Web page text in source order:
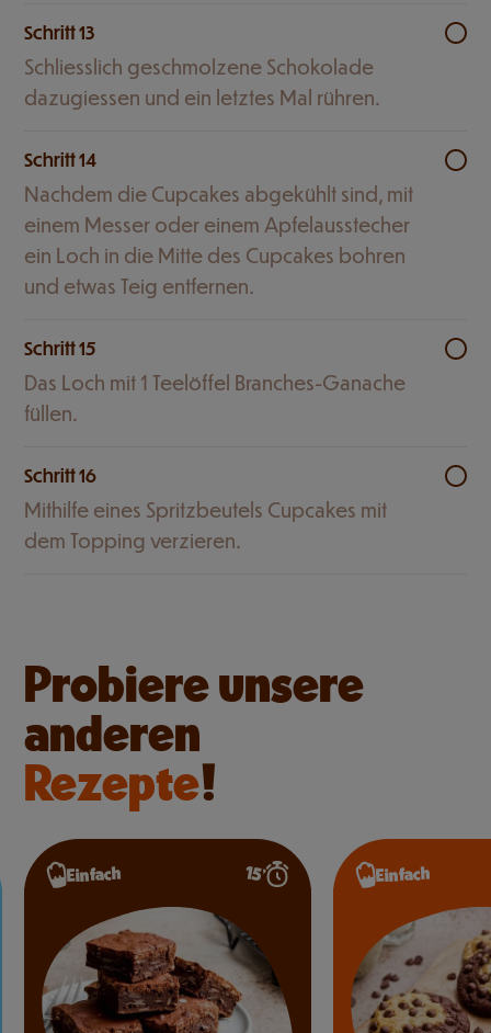
Schritt 13
Schliesslich geschmolzene Schokolade
dazugiessen und ein letztes Mal rühren.
Schritt 14
Nachdem die Cupcakes abgekühlt sind, mit
einem Messer oder einem Apfelausstecher
ein Loch in die Mitte des Cupcakes bohren
und etwas Teig entfernen.
Schritt 15
Das Loch mit 1 Teelöffel Branches-Ganache
füllen.
Schritt 16
Mithilfe eines Spritzbeutels Cupcakes mit
dem Topping verzieren.
Probiere unsere
anderen
Rezepte!
Einfach 15’ Einfach